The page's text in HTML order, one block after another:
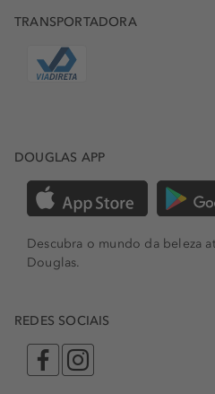
TRANSPORTADORA
DOUGLAS APP
Descubra o mundo da beleza
Douglas.
REDES SOCIAIS